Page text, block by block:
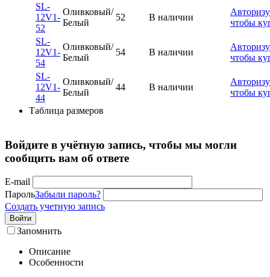
SL-
12V1-
52
Оливковый/
Белый
52 В наличии
чтобы
SL-
12V1-
54
Оливковый/
Белый
54 В наличии
чтобы
SL-
12V1-
44
Оливковый/
Белый
44 В наличии
чтобы
Таблица размеров
Войдите в учётную запись, чтобы мы могли
сообщить вам об ответе
E-mail
ПарольЗабыли пароль?
Создать учетную запись
Войти
Запомнить
Описание
Особенности